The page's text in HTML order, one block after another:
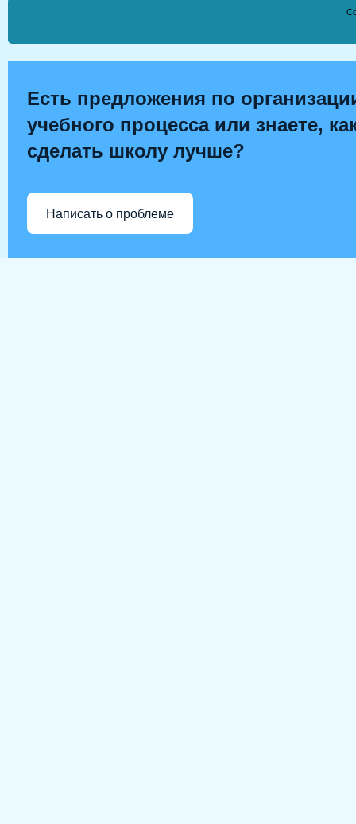
Есть предложения по
учебного процесса или знаете,
сделать школу лучше?
Написать о проблеме